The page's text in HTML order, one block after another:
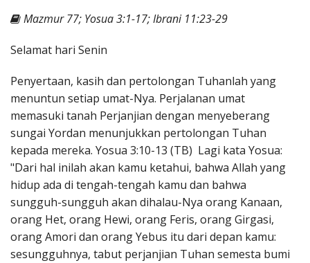
Materi
Mazmur 77; Yosua 3:1-17; Ibrani 11:23-29
Selamat hari Senin
Penyertaan, kasih dan pertolongan Tuhanlah yang
menuntun setiap umat-Nya. Perjalanan umat
memasuki tanah Perjanjian dengan menyeberang
sungai Yordan menunjukkan pertolongan Tuhan
kepada mereka. Yosua 3:10-13 (TB) Lagi kata Yosua:
"Dari hal inilah akan kamu ketahui, bahwa Allah yang
hidup ada di tengah-tengah kamu dan bahwa
sungguh-sungguh akan dihalau-Nya orang Kanaan,
orang Het, orang Hewi, orang Feris, orang Girgasi,
orang Amori dan orang Yebus itu dari depan kamu:
sesungguhnya, tabut perjanjian Tuhan semesta bumi